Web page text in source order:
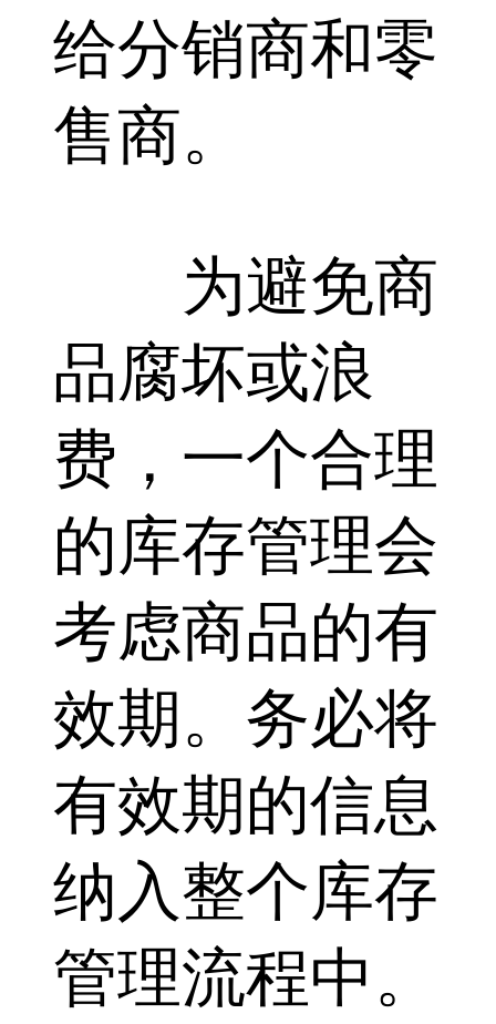
给分销商和零
售商。
为避免商
品腐坏或浪
费，一个合理
的库存管理会
考虑商品的有
效期。务必将
有效期的信息
纳入整个库存
管理流程中。